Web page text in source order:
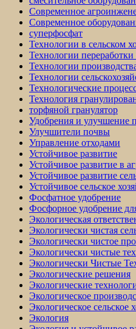
Современное
Современное
суперфосфат
Технологии в сельском
Технологии переработки
Технологии
Технологии
Технологические
Технология
торфяной гранулятор
Удобрения и улучшение
Улучшители почвы
Управление отходами
Устойчивое развитие
Устойчивое развитие в
Устойчивое развитие
Устойчивое сельское
Фосфатное удобрение
Фосфорное удобрение
Экологическая
Экологически чистая
Экологически чистое
Экологически чистые
Экологически Чистые
Экологические решения
Экологические
Экологическое
Экологическое сельское
Экология